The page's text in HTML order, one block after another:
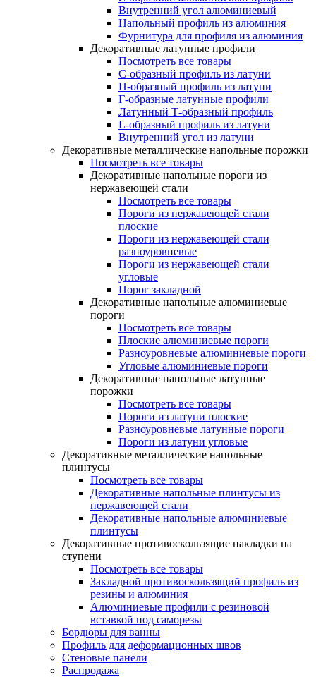
Внутренний угол алюминиевый
Напольный профиль из алюминия
Фурнитура для профиля из алюминия
Декоративные латунные профили
Посмотреть все товары
C-образный профиль из латуни
П-образный профиль из латуни
Г-образные латунные профили
Латунный Т-образный профиль
L-образный профиль из латуни
Внутренний угол из латуни
Декоративные металлические напольные порожки
Посмотреть все товары
Декоративные напольные пороги из
нержавеющей стали
Посмотреть все товары
Пороги из нержавеющей стали
плоские
Пороги из нержавеющей стали
разноуровневые
Пороги из нержавеющей стали
угловые
Порог закладной
Декоративные напольные алюминиевые
пороги
Посмотреть все товары
Плоские алюминиевые пороги
Разноуровневые алюминиевые пороги
Угловые алюминиевые пороги
Декоративные напольные латунные
порожки
Посмотреть все товары
Пороги из латуни плоские
Разноуровневые латунные пороги
Пороги из латуни угловые
Декоративные металлические напольные
плинтусы
Посмотреть все товары
Декоративные напольные плинтусы из
нержавеющей стали
Декоративные напольные алюминиевые
плинтусы
Декоративные противоскользящие накладки на
ступени
Посмотреть все товары
Закладной противоскользящий профиль из
резины и алюминия
Алюминиевые профили с резиновой
вставкой под саморезы
Бордюры для ванны
Профиль для деформационных швов
Стеновые панели
Распродажа